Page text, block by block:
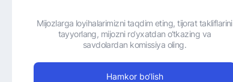
Mijozlarga loyihalarimizni taqdim eting, tijorat takliflarini
tayyorlang, mijozni ro‘yxatdan o‘tkazing va
savdolardan komissiya oling.
Hamkor bo‘lish